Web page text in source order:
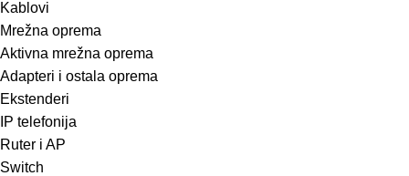
Kablovi
Mrežna oprema
Aktivna mrežna oprema
Adapteri i ostala oprema
Ekstenderi
IP telefonija
Ruter i AP
Switch